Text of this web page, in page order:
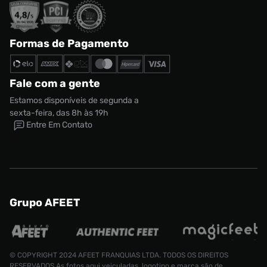
Formas de Pagamento
Fale com a gente
Estamos disponíveis de segunda a
sexta-feira, das 8h às 19h
Entre Em Contato
Grupo AFEET
© COPYRIGHT 2024 AFEET FRANQUIAS LTDA. TODOS OS DIREITOS